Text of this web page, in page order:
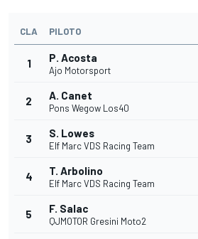
CLA PILOTO
1 P. Acosta
Ajo Motorsport
2 A. Canet
Pons Wegow Los40
3 S. Lowes
Elf Marc VDS Racing Team
4 T. Arbolino
Elf Marc VDS Racing Team
5 F. Salac
QJMOTOR Gresini Moto2